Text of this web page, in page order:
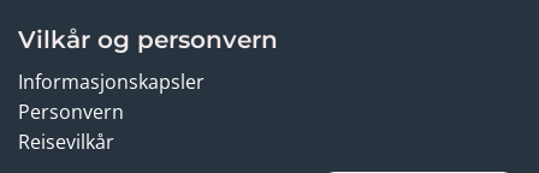
Vilkår og personvern
Informasjonskapsler
Personvern
Reisevilkår